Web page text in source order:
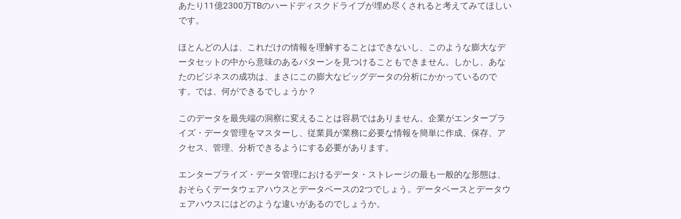
あたり11億2300万TBのハードディスクドライブが埋め尽くされると考えてみてほしい
です。
ほとんどの人は、これだけの情報を理解することはできないし、このような膨大なデ
ータセットの中から意味のあるパターンを見つけることもできません。しかし、あな
たのビジネスの成功は、まさにこの膨大なビッグデータの分析にかかっているので
す。では、何ができるでしょうか？
このデータを最先端の洞察に変えることは容易ではありません。企業がエンタープラ
イズ・データ管理をマスターし、従業員が業務に必要な情報を簡単に作成、保存、ア
クセス、管理、分析できるようにする必要があります。
エンタープライズ・データ管理におけるデータ・ストレージの最も一般的な形態は、
おそらくデータウェアハウスとデータベースの2つでしょう。データベースとデータウ
ェアハウスにはどのような違いがあるのでしょうか。